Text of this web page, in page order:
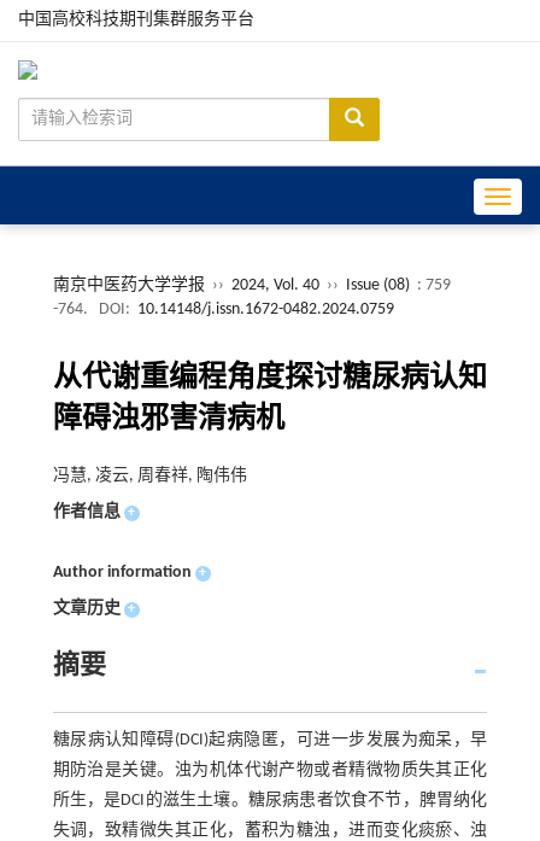
中国高校科技期刊集群服务平台
南京中医药大学学报 ›› 2024, Vol. 40 ›› Issue (08) : 759
-764.
DOI: 10.14148/j.issn.1672-0482.2024.0759
从代谢重编程角度探讨糖尿病认知
障碍浊邪害清病机
冯慧, 凌云, 周春祥, 陶伟伟
作者信息 +
Author information +
文章历史 +
摘要
糖尿病认知障碍(DCI)起病隐匿，可进一步发展为痴呆，早
期防治是关键。浊为机体代谢产物或者精微物质失其正化
所生，是DCI的滋生土壤。糖尿病患者饮食不节，脾胃纳化
失调，致精微失其正化，蓄积为糖浊，进而变化痰瘀、浊